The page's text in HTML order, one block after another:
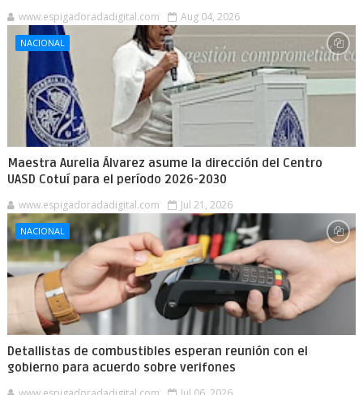
www.espigadoradadigital.com Aug 04, 2026
NACIONAL
Maestra Aurelia Álvarez asume la dirección del Centro
UASD Cotuí para el período 2026-2030
www.espigadoradadigital.com Jul 21, 2026
NACIONAL
Detallistas de combustibles esperan reunión con el
gobierno para acuerdo sobre verifones